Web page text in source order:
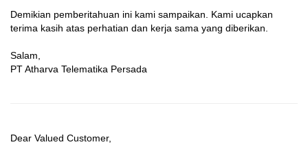
Demikian pemberitahuan ini kami sampaikan. Kami ucapkan
terima kasih atas perhatian dan kerja sama yang diberikan.
Salam,
PT Atharva Telematika Persada
Dear Valued Customer,